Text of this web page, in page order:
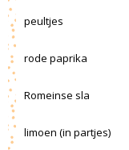
peultjes
rode paprika
Romeinse sla
limoen (in partjes)